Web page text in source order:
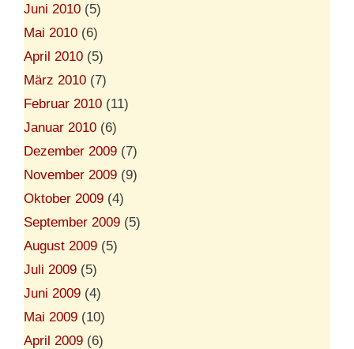
Juni 2010 (5)
Mai 2010 (6)
April 2010 (5)
März 2010 (7)
Februar 2010 (11)
Januar 2010 (6)
Dezember 2009 (7)
November 2009 (9)
Oktober 2009 (4)
September 2009 (5)
August 2009 (5)
Juli 2009 (5)
Juni 2009 (4)
Mai 2009 (10)
April 2009 (6)